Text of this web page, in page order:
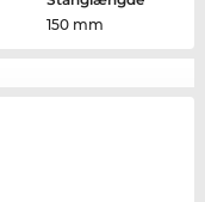
150 mm